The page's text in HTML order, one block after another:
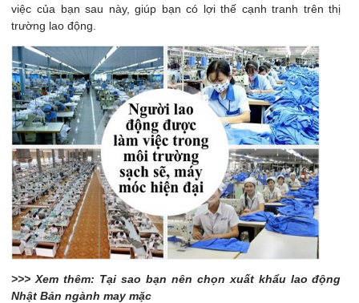
việc của bạn sau này, giúp bạn có lợi thế cạnh tranh trên thị
trường lao động.
>>> Xem thêm: Tại sao bạn nên chọn xuất khẩu lao động
Nhật Bản ngành may mặc